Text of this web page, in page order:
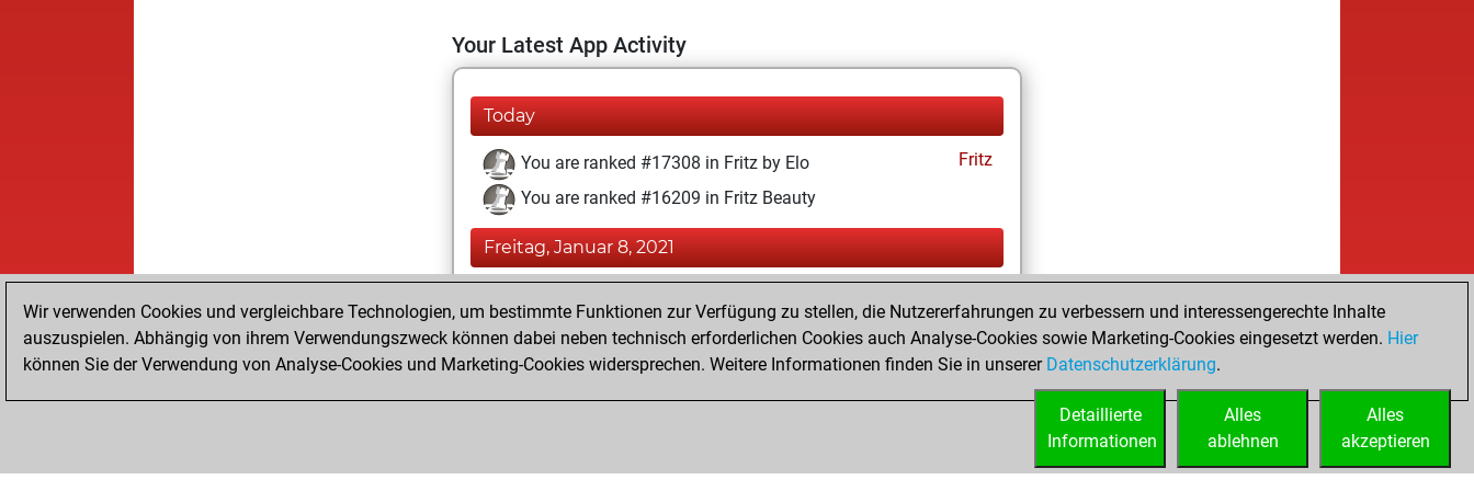
Your Latest App Activity
Today
You are ranked #17308 in Fritz by Elo
Fritz
You are ranked #16209 in Fritz Beauty
Freitag, Januar 8, 2021
You achieved a new Elo of 1581
You created your Fritz account
Wir verwenden Cookies und vergleichbare Technologien, um bestimmte Funktionen zur Verfügung zu stellen, die Nutzererfahrungen zu verbessern und interessengerechte Inhalte
auszuspielen. Abhängig von ihrem Verwendungszweck können dabei neben technisch erforderlichen Cookies auch Analyse-Cookies sowie Marketing-Cookies eingesetzt werden. Hier
können Sie der Verwendung von Analyse-Cookies und Marketing-Cookies widersprechen. Weitere Informationen finden Sie in unserer Datenschutzerklärung.
Alles
akzeptieren
Alles
ablehnen
Detaillierte
Informationen